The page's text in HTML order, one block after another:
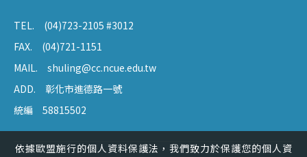
TEL. (04)723-2105 #3012
FAX. (04)721-1151
MAIL. shuling@cc.ncue.edu.tw
ADD. 彰化市進德路一號
統編 58815502
依據歐盟施行的個人資料保護法，我們致力於保護您的個人資